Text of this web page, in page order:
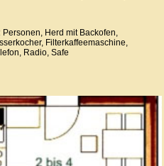
Herd mit Backofen,
Filterkaffeemaschine,
Radio, Safe